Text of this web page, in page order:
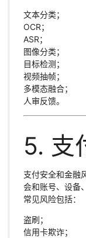
文本分类；
OCR；
ASR；
图像分类；
目标检测；
视频抽帧；
多模态融合；
人审反馈。
5. 支
支付安全和金融
会和账号、设备
常见风险包括：
盗刷；
信用卡欺诈；